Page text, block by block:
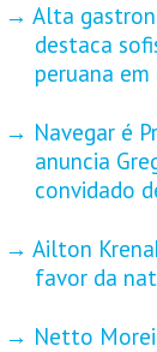
Alta
destaca
peruana
Navegar é
anuncia
convidado
Ailton
favor da
Netto